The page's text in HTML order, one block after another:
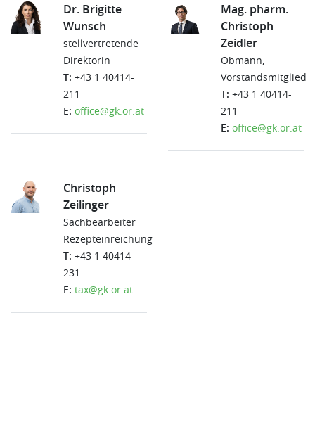
Dr. Brigitte
Wunsch
stellvertretende
Direktorin
T: +43 1 40414-
211
E: office@gk.or.at
Mag. pharm.
Christoph
Zeidler
Obmann,
Vorstandsmitglied
T: +43 1 40414-
211
E: office@gk.or.at
Christoph
Zeilinger
Sachbearbeiter
Rezepteinreichung
T: +43 1 40414-
231
E: tax@gk.or.at